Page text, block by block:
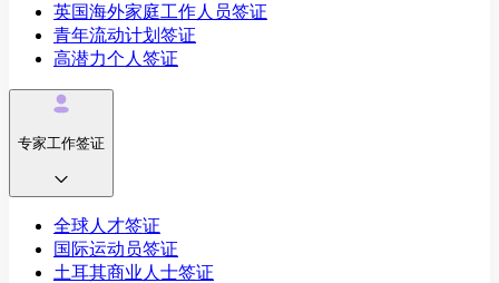
英国海外家庭工作人员签证
青年流动计划签证
高潜力个人签证
专家工作签证
全球人才签证
国际运动员签证
土耳其商业人士签证